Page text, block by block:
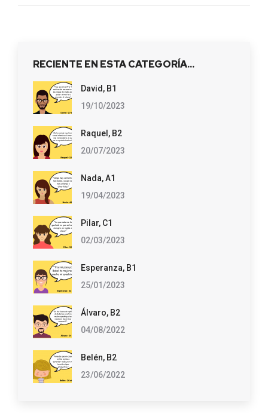
RECIENTE EN ESTA CATEGORÍA…
David, B1
19/10/2023
Raquel, B2
20/07/2023
Nada, A1
19/04/2023
Pilar, C1
02/03/2023
Esperanza, B1
25/01/2023
Álvaro, B2
04/08/2022
Belén, B2
23/06/2022